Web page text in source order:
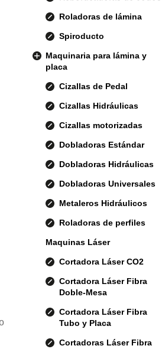
Roladoras de lámina
Spiroducto
Maquinaria para lámina y
placa
Cizallas de Pedal
Cizallas Hidráulicas
Cizallas motorizadas
Dobladoras Estándar
Dobladoras Hidráulicas
Dobladoras Universales
Metaleros Hidráulicos
Roladoras de perfiles
Maquinas Láser
Cortadora Láser CO2
Cortadora Láser Fibra
Doble-Mesa
Cortadora Láser Fibra
Tubo y Placa
Cortadoras Láser Fibra